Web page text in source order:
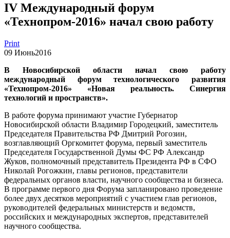
IV Международный форум
«Технопром-2016» начал свою работу
Print
09 Июнь2016
В Новосибирской области начал свою работу
международный форум технологического развития
«Технопром-2016» «Новая реальность. Синергия
технологий и пространств».
В работе форума принимают участие Губернатор
Новосибирской области Владимир Городецкий, заместитель
Председателя Правительства РФ Дмитрий Рогозин,
возглавляющий Оргкомитет форума, первый заместитель
Председателя Государственной Думы ФС РФ Александр
Жуков, полномочный представитель Президента РФ в СФО
Николай Рогожкин, главы регионов, представители
федеральных органов власти, научного сообщества и бизнеса.
В программе первого дня Форума запланировано проведение
более двух десятков мероприятий с участием глав регионов,
руководителей федеральных министерств и ведомств,
российских и международных экспертов, представителей
научного сообщества.